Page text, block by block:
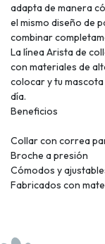
adapta de manera
el mismo diseño de
combinar
La línea Arista de
con materiales de
colocar y tu
día.
Beneficios
Collar con correa
Broche a presión
Cómodos y
Fabricados con